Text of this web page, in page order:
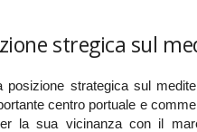
stregica sul
strategica sul
centro portuale e
la sua vicinanza con il